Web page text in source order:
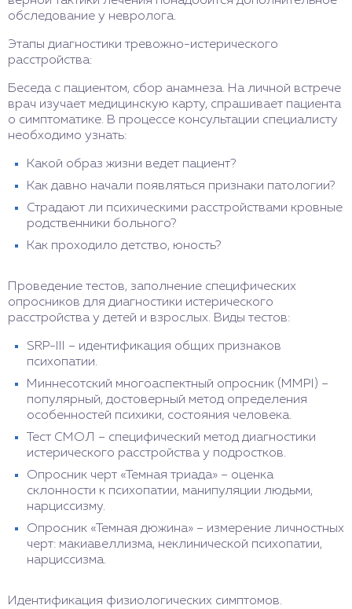
обследование у невролога.
Этапы диагностики тревожно-истерического
расстройства:
Беседа с пациентом, сбор анамнеза. На личной встрече
врач изучает медицинскую карту, спрашивает пациента
о симптоматике. В процессе консультации специалисту
необходимо узнать:
Какой образ жизни ведет пациент?
Как давно начали появляться признаки патологии?
Страдают ли психическими расстройствами кровные
родственники больного?
Как проходило детство, юность?
Проведение тестов, заполнение специфических
опросников для диагностики истерического
расстройства у детей и взрослых. Виды тестов:
SRP-III – идентификация общих признаков
психопатии.
Миннесотский многоаспектный опросник (ММРI) –
популярный, достоверный метод определения
особенностей психики, состояния человека.
Тест СМОЛ – специфический метод диагностики
истерического расстройства у подростков.
Опросник черт «Темная триада» – оценка
склонности к психопатии, манипуляции людьми,
нарциссизму.
Опросник «Темная дюжина» – измерение личностных
черт: макиавеллизма, неклинической психопатии,
нарциссизма.
Идентификация физиологических симптомов.